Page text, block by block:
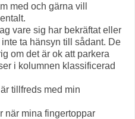
med och gärna vill
vare sig har bekräftat eller
ta hänsyn till sådant. De
om det är ok att parkera
i kolumnen klassificerad
tillfreds med min
när mina fingertoppar